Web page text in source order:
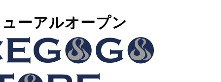
ーアルオープン